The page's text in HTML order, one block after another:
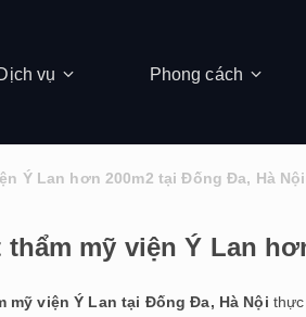
vụ Phong cách
Ý Lan hơn 200m2 tại Đống Đa, Hà Nội
mỹ viện Ý Lan
mỹ viện Ý Lan tại Đống Đa, Hà Nội